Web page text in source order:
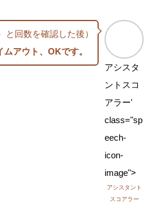
アシスタ
ントスコ
アラー'
class="sp
eech-
icon-
image">
アシスタント
スコアラー
と回数を確認した後）
アウト、OKです。